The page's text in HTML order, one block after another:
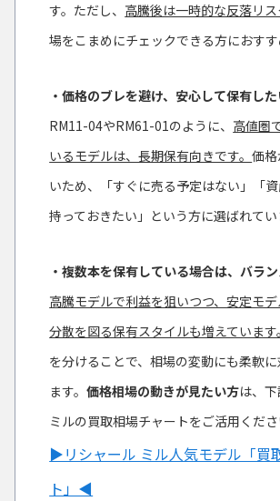
す。ただし、 高騰後は一時的な反落リ
場をこまめにチェックできる方におすす
・価格のブレを避け、安心して保有し
RM11-04やRM61-01のように、 高値圏
いるモデルは、長期保有向きです。価
いため、「すぐに売る予定はない」「
持っておきたい」という方に選ばれてい
・複数本を保有している場合は、バラ
高騰モデルで利益を狙いつつ、安定モ
分散を図る保有スタイルも増えています。
を分けることで、相場の変動にも柔軟
ます。価格相場の動きが見たい方は、
ミルの買取相場チャートをご活用くださ
▶︎リシャール ミル人気モデル「買
ト」◀︎